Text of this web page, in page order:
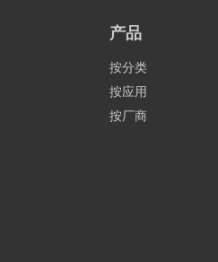
产品
按分类
按应用
按厂商